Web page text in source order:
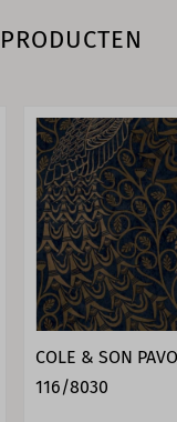
COLE & SON
116/8030